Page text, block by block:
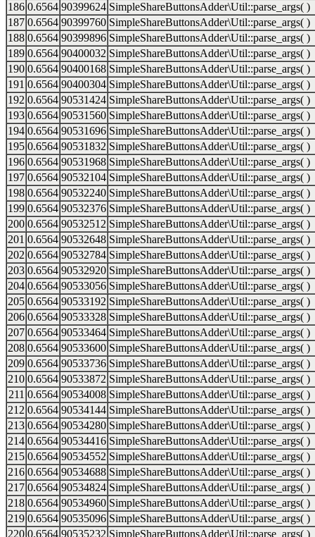
186 0.6564 90399624 SimpleShareButtonsAdder\Util::parse_args( )
187 0.6564 90399760 SimpleShareButtonsAdder\Util::parse_args( )
188 0.6564 90399896 SimpleShareButtonsAdder\Util::parse_args( )
189 0.6564 90400032 SimpleShareButtonsAdder\Util::parse_args( )
190 0.6564 90400168 SimpleShareButtonsAdder\Util::parse_args( )
191 0.6564 90400304 SimpleShareButtonsAdder\Util::parse_args( )
192 0.6564 90531424 SimpleShareButtonsAdder\Util::parse_args( )
193 0.6564 90531560 SimpleShareButtonsAdder\Util::parse_args( )
194 0.6564 90531696 SimpleShareButtonsAdder\Util::parse_args( )
195 0.6564 90531832 SimpleShareButtonsAdder\Util::parse_args( )
196 0.6564 90531968 SimpleShareButtonsAdder\Util::parse_args( )
197 0.6564 90532104 SimpleShareButtonsAdder\Util::parse_args( )
198 0.6564 90532240 SimpleShareButtonsAdder\Util::parse_args( )
199 0.6564 90532376 SimpleShareButtonsAdder\Util::parse_args( )
200 0.6564 90532512 SimpleShareButtonsAdder\Util::parse_args( )
201 0.6564 90532648 SimpleShareButtonsAdder\Util::parse_args( )
202 0.6564 90532784 SimpleShareButtonsAdder\Util::parse_args( )
203 0.6564 90532920 SimpleShareButtonsAdder\Util::parse_args( )
204 0.6564 90533056 SimpleShareButtonsAdder\Util::parse_args( )
205 0.6564 90533192 SimpleShareButtonsAdder\Util::parse_args( )
206 0.6564 90533328 SimpleShareButtonsAdder\Util::parse_args( )
207 0.6564 90533464 SimpleShareButtonsAdder\Util::parse_args( )
208 0.6564 90533600 SimpleShareButtonsAdder\Util::parse_args( )
209 0.6564 90533736 SimpleShareButtonsAdder\Util::parse_args( )
210 0.6564 90533872 SimpleShareButtonsAdder\Util::parse_args( )
211 0.6564 90534008 SimpleShareButtonsAdder\Util::parse_args( )
212 0.6564 90534144 SimpleShareButtonsAdder\Util::parse_args( )
213 0.6564 90534280 SimpleShareButtonsAdder\Util::parse_args( )
214 0.6564 90534416 SimpleShareButtonsAdder\Util::parse_args( )
215 0.6564 90534552 SimpleShareButtonsAdder\Util::parse_args( )
216 0.6564 90534688 SimpleShareButtonsAdder\Util::parse_args( )
217 0.6564 90534824 SimpleShareButtonsAdder\Util::parse_args( )
218 0.6564 90534960 SimpleShareButtonsAdder\Util::parse_args( )
219 0.6564 90535096 SimpleShareButtonsAdder\Util::parse_args( )
220 0.6564 90535232 SimpleShareButtonsAdder\Util::parse_args( )